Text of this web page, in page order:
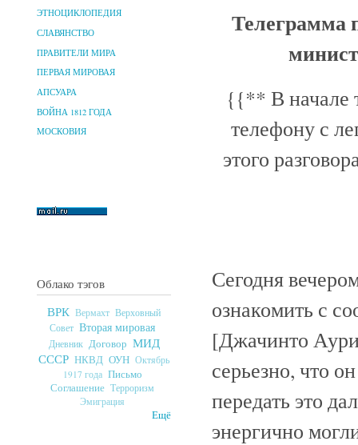
ЭТНОЦИКЛОПЕДИЯ
СЛАВЯНСТВО
ПРАВИТЕЛИ МИРА
ПЕРВАЯ МИРОВАЯ
АПСУАРА
ВОЙНА 1812 ГОДА
МОСКОВИЯ
Облако тэгов
ВРК Вермахт Верховный
Совет Вторая мировая
Дневник Договор МИД
СССР НКВД ОУН Октябрь
1917 года Письмо
Соглашение Терроризм
Эмиграция
Ещё
Телеграмма
{{** В начале
телефону с
этого
Сегодня
ознакомить с
[Джачинто
серьезно, что
передать это
энергично